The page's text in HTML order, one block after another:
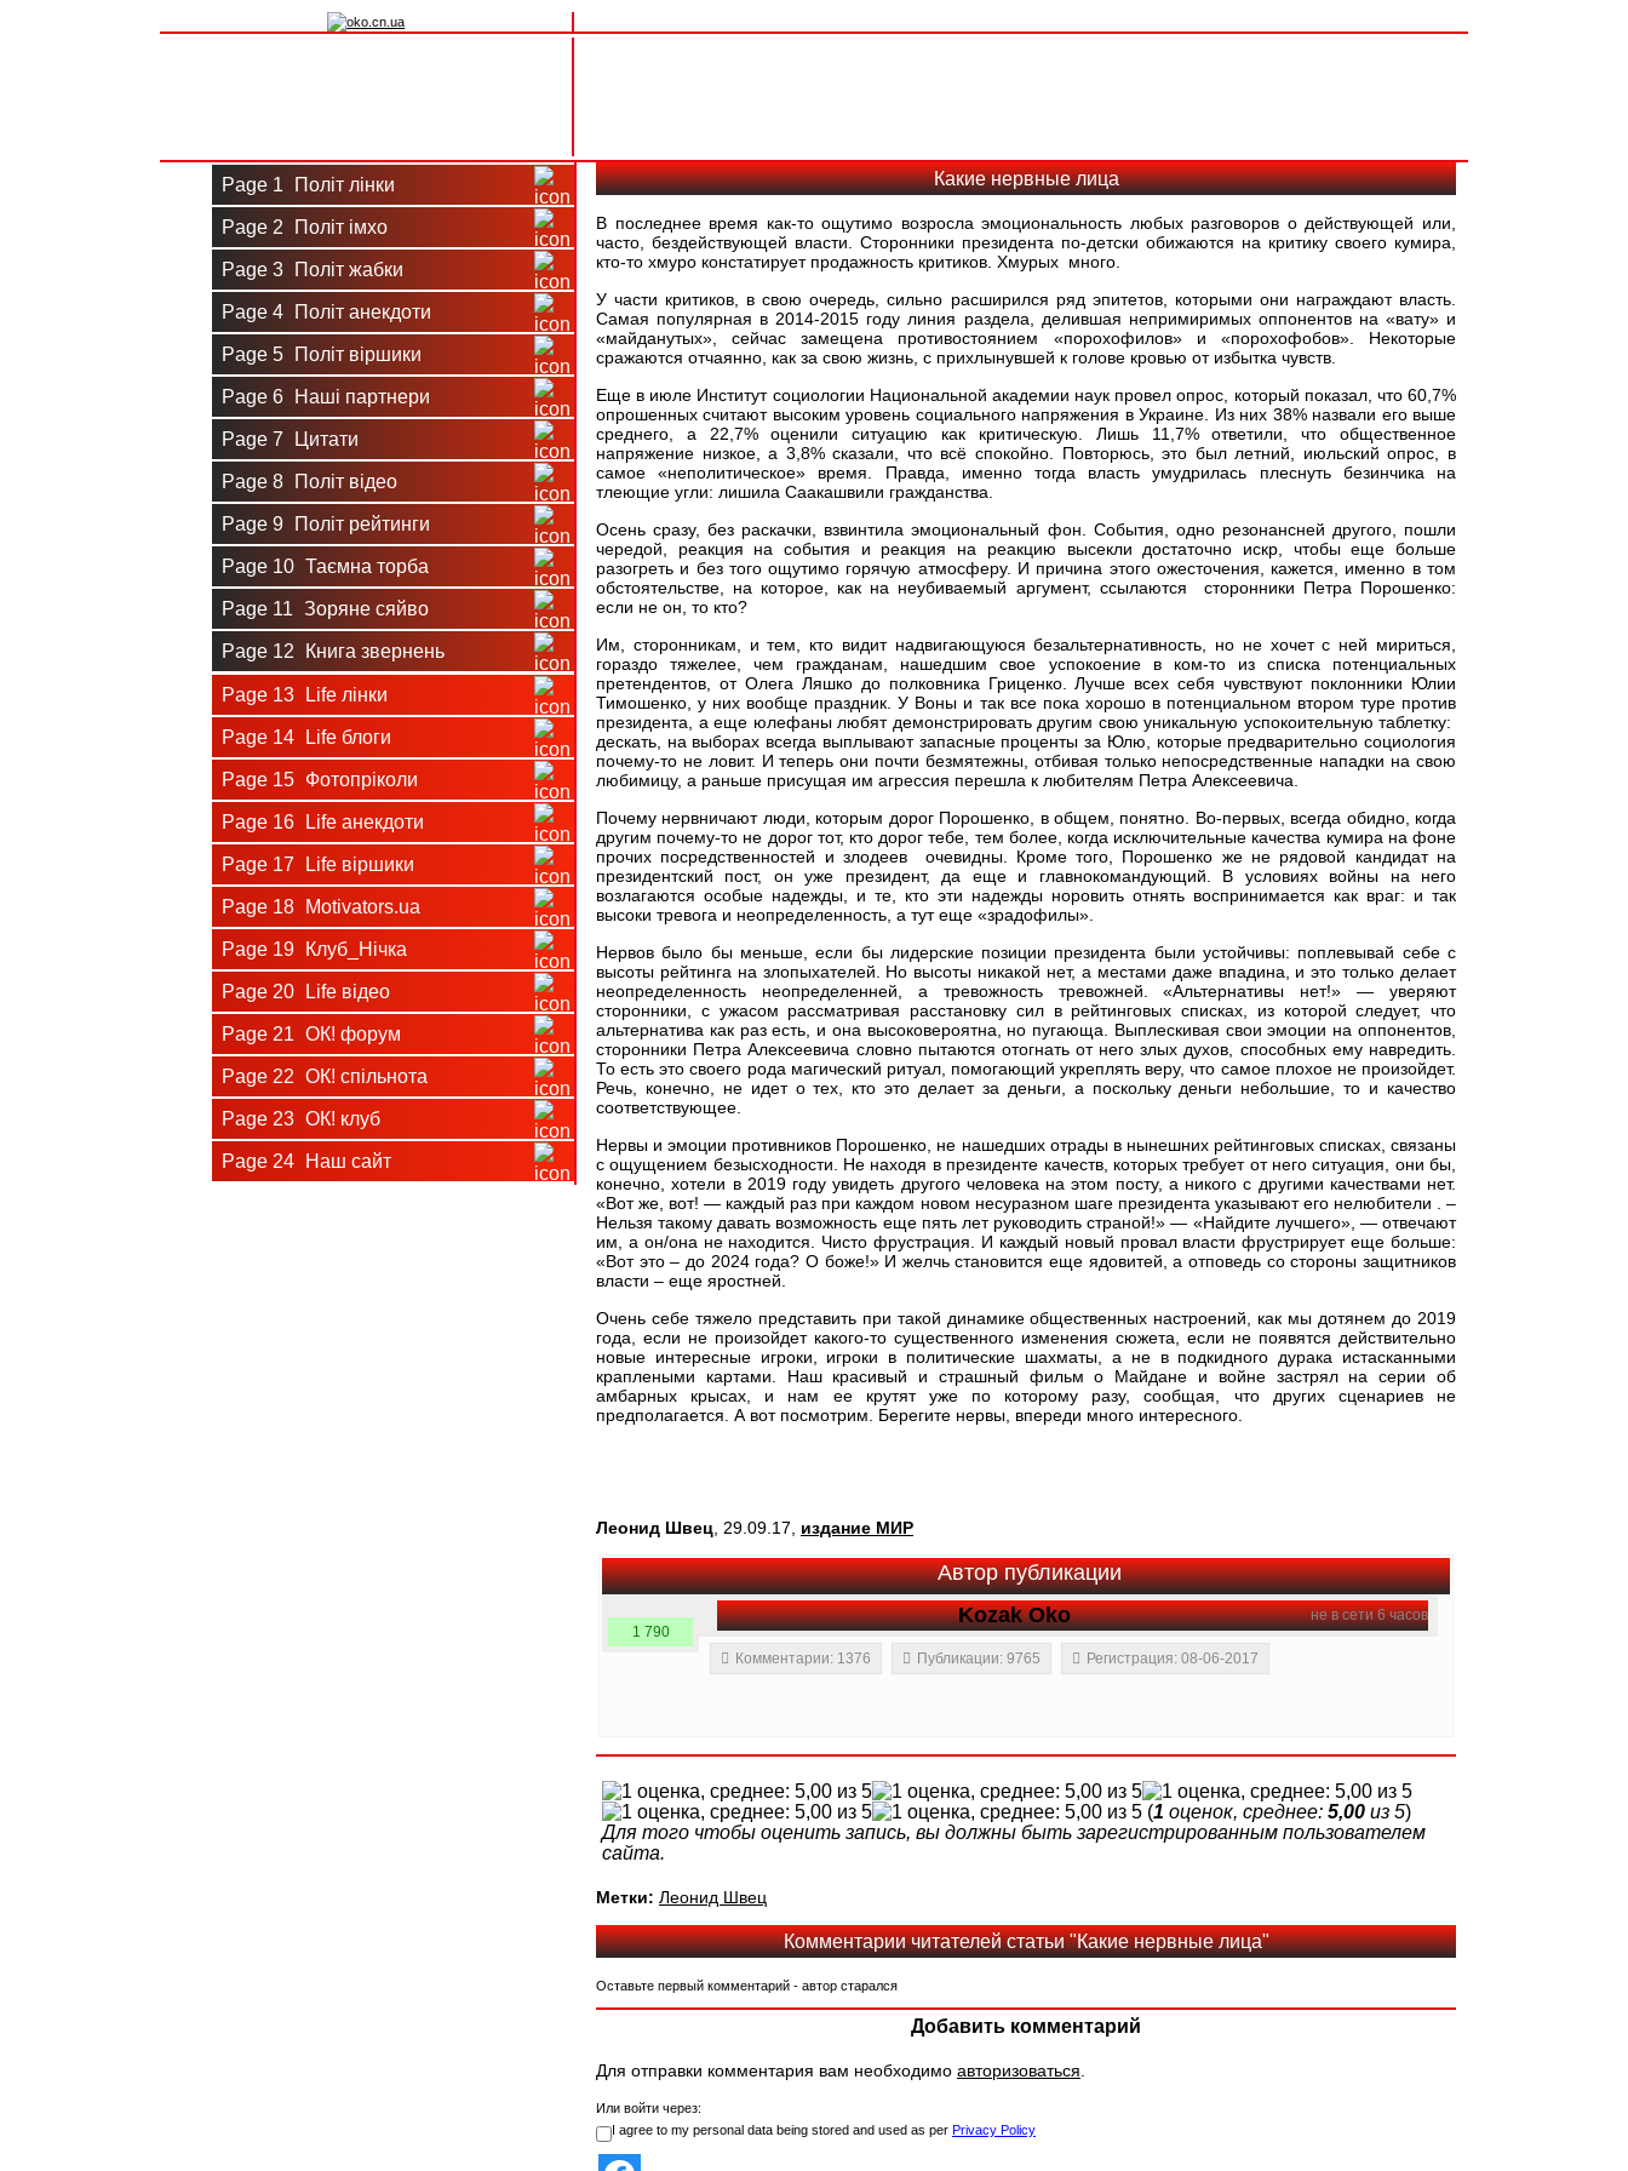
Page 1 Політ лінки
Page 2 Політ імхо
Page 3 Політ жабки
Page 4 Політ анекдоти
Page 5 Політ віршики
Page 6 Наші партнери
Page 7 Цитати
Page 8 Політ відео
Page 9 Політ рейтинги
Page 10 Таємна торба
Page 11 Зоряне сяйво
Page 12 Книга звернень
Page 13 Life лінки
Page 14 Life блоги
Page 15 Фотопріколи
Page 16 Life анекдоти
Page 17 Life віршики
Page 18 Motivators.ua
Page 19 Клуб_Нічка
Page 20 Life відео
Page 21 ОК! форум
Page 22 ОК! спільнота
Page 23 ОК! клуб
Page 24 Наш сайт
Какие нервные лица
В последнее время как-то ощутимо возросла эмоциональность любых разговоров о действующей или,
часто, бездействующей власти. Сторонники президента по-детски обижаются на критику своего кумира,
кто-то хмуро констатирует продажность критиков. Хмурых много.
У части критиков, в свою очередь, сильно расширился ряд эпитетов, которыми они награждают власть.
Самая популярная в 2014-2015 году линия раздела, делившая непримиримых оппонентов на «вату» и
«майданутых», сейчас замещена противостоянием «порохофилов» и «порохофобов». Некоторые
сражаются отчаянно, как за свою жизнь, с прихлынувшей к голове кровью от избытка чувств.
Еще в июле Институт социологии Национальной академии наук провел опрос, который показал, что 60,7%
опрошенных считают высоким уровень социального напряжения в Украине. Из них 38% назвали его выше
среднего, а 22,7% оценили ситуацию как критическую. Лишь 11,7% ответили, что общественное
напряжение низкое, а 3,8% сказали, что всё спокойно. Повторюсь, это был летний, июльский опрос, в
самое «неполитическое» время. Правда, именно тогда власть умудрилась плеснуть безинчика на
тлеющие угли: лишила Саакашвили гражданства.
Осень сразу, без раскачки, взвинтила эмоциональный фон. События, одно резонансней другого, пошли
чередой, реакция на события и реакция на реакцию высекли достаточно искр, чтобы еще больше
разогреть и без того ощутимо горячую атмосферу. И причина этого ожесточения, кажется, именно в том
обстоятельстве, на которое, как на неубиваемый аргумент, ссылаются сторонники Петра Порошенко:
если не он, то кто?
Им, сторонникам, и тем, кто видит надвигающуюся безальтернативность, но не хочет с ней мириться,
гораздо тяжелее, чем гражданам, нашедшим свое успокоение в ком-то из списка потенциальных
претендентов, от Олега Ляшко до полковника Гриценко. Лучше всех себя чувствуют поклонники Юлии
Тимошенко, у них вообще праздник. У Воны и так все пока хорошо в потенциальном втором туре против
президента, а еще юлефаны любят демонстрировать другим свою уникальную успокоительную таблетку:
дескать, на выборах всегда выплывают запасные проценты за Юлю, которые предварительно социология
почему-то не ловит. И теперь они почти безмятежны, отбивая только непосредственные нападки на свою
любимицу, а раньше присущая им агрессия перешла к любителям Петра Алексеевича.
Почему нервничают люди, которым дорог Порошенко, в общем, понятно. Во-первых, всегда обидно, когда
другим почему-то не дорог тот, кто дорог тебе, тем более, когда исключительные качества кумира на фоне
прочих посредственностей и злодеев очевидны. Кроме того, Порошенко же не рядовой кандидат на
президентский пост, он уже президент, да еще и главнокомандующий. В условиях войны на него
возлагаются особые надежды, и те, кто эти надежды норовить отнять воспринимается как враг: и так
высоки тревога и неопределенность, а тут еще «зрадофилы».
Нервов было бы меньше, если бы лидерские позиции президента были устойчивы: поплевывай себе с
высоты рейтинга на злопыхателей. Но высоты никакой нет, а местами даже впадина, и это только делает
неопределенность неопределенней, а тревожность тревожней. «Альтернативы нет!» — уверяют
сторонники, с ужасом рассматривая расстановку сил в рейтинговых списках, из которой следует, что
альтернатива как раз есть, и она высоковероятна, но пугающа. Выплескивая свои эмоции на оппонентов,
сторонники Петра Алексеевича словно пытаются отогнать от него злых духов, способных ему навредить.
То есть это своего рода магический ритуал, помогающий укреплять веру, что самое плохое не произойдет.
Речь, конечно, не идет о тех, кто это делает за деньги, а поскольку деньги небольшие, то и качество
соответствующее.
Нервы и эмоции противников Порошенко, не нашедших отрады в нынешних рейтинговых списках, связаны
с ощущением безысходности. Не находя в президенте качеств, которых требует от него ситуация, они бы,
конечно, хотели в 2019 году увидеть другого человека на этом посту, а никого с другими качествами нет.
«Вот же, вот! — каждый раз при каждом новом несуразном шаге президента указывают его нелюбители . –
Нельзя такому давать возможность еще пять лет руководить страной!» — «Найдите лучшего», — отвечают
им, а он/она не находится. Чисто фрустрация. И каждый новый провал власти фрустрирует еще больше:
«Вот это – до 2024 года? О боже!» И желчь становится еще ядовитей, а отповедь со стороны защитников
власти – еще яростней.
Очень себе тяжело представить при такой динамике общественных настроений, как мы дотянем до 2019
года, если не произойдет какого-то существенного изменения сюжета, если не появятся действительно
новые интересные игроки, игроки в политические шахматы, а не в подкидного дурака истасканными
краплеными картами. Наш красивый и страшный фильм о Майдане и войне застрял на серии об
амбарных крысах, и нам ее крутят уже по которому разу, сообщая, что других сценариев не
предполагается. А вот посмотрим. Берегите нервы, впереди много интересного.
Леонид Швец , 29.09.17, издание МИР
Автор публикации
не в сети 6 часов
Kozak Oko
1 790
Комментарии: 1376
Публикации: 9765 Регистрация: 08-06-2017
(1 оценок, среднее: 5,00 из 5)
Для того чтобы оценить запись, вы должны быть зарегистрированным пользователем
сайта.
Метки: Леонид Швец
Комментарии читателей статьи "Какие нервные лица"
Оставьте первый комментарий - автор старался
Добавить комментарий
Для отправки комментария вам необходимо авторизоваться
Или войти через:
I agree to my personal data being stored and used as per Privacy Policy